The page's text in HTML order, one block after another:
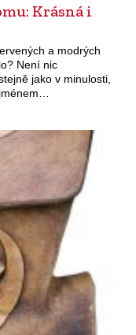
Krásná i
a modrých
Není nic
jako v minulosti,